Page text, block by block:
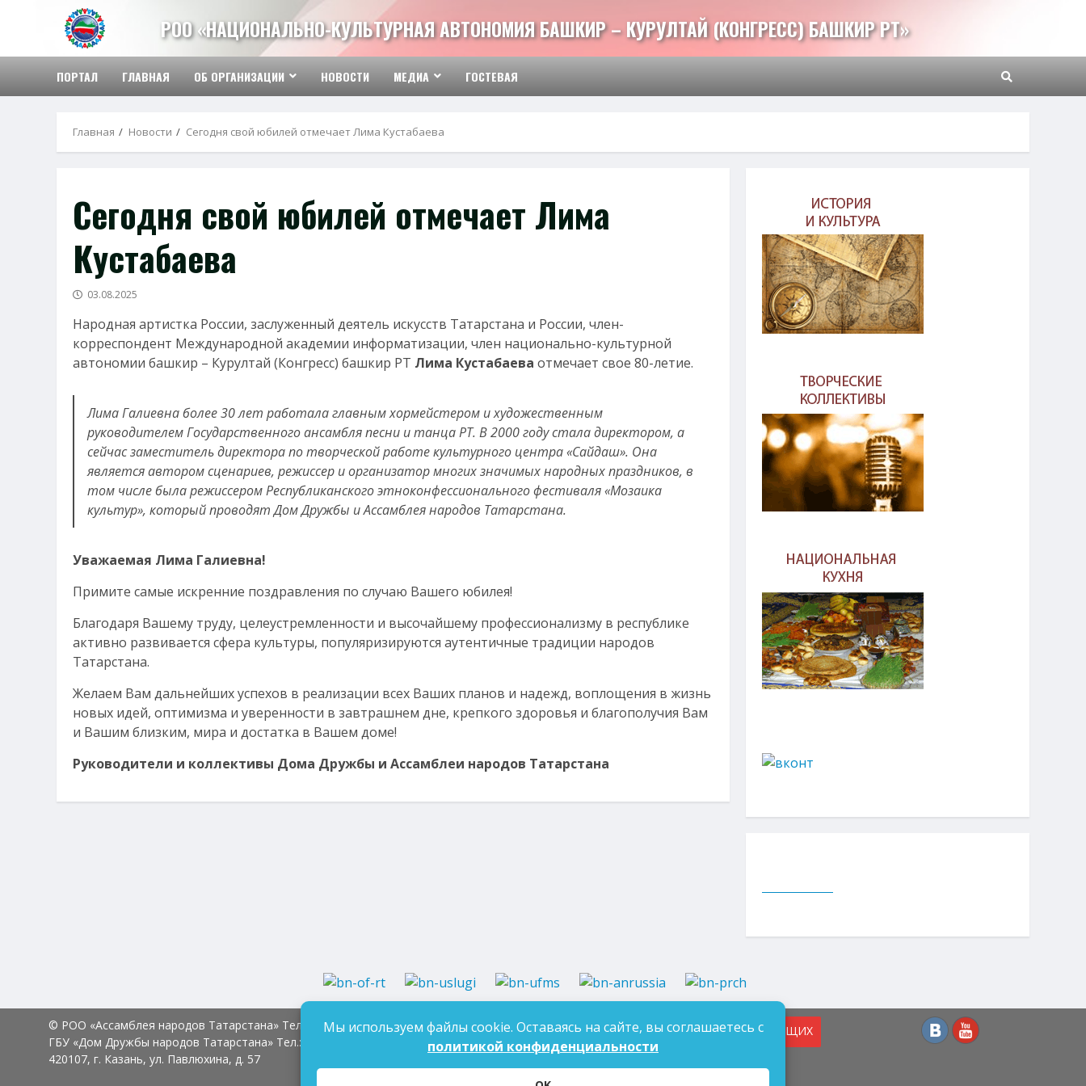
содержимому
РОО «НАЦИОНАЛЬНО-КУЛЬТУРНАЯ АВТОНОМИЯ БАШКИР – КУРУЛТАЙ (КОНГРЕСС) БАШКИР РТ»
ПОРТАЛ ГЛАВНАЯ ОБ ОРГАНИЗАЦИИ НОВОСТИ МЕДИА ГОСТЕВАЯ
Главная Новости Сегодня свой юбилей отмечает Лима Кустабаева
Сегодня свой юбилей отмечает Лима
Кустабаева
03.08.2025
Народная артистка России, заслуженный деятель искусств Татарстана и России, член-
корреспондент Международной академии информатизации, член национально-культурной
автономии башкир – Курултай (Конгресс) башкир РТ Лима Кустабаева отмечает свое 80-летие.
Лима Галиевна более 30 лет работала главным хормейстером и художественным
руководителем Государственного ансамбля песни и танца РТ. В 2000 году стала директором, а
сейчас заместитель директора по творческой работе культурного центра «Сайдаш». Она
является автором сценариев, режиссер и организатор многих значимых народных праздников, в
том числе была режиссером Республиканского этноконфессионального фестиваля «Мозаика
культур», который проводят Дом Дружбы и Ассамблея народов Татарстана.
Уважаемая Лима Галиевна!
Примите самые искренние поздравления по случаю Вашего юбилея!
Благодаря Вашему труду, целеустремленности и высочайшему профессионализму в республике
активно развивается сфера культуры, популяризируются аутентичные традиции народов
Татарстана.
Желаем Вам дальнейших успехов в реализации всех Ваших планов и надежд, воплощения в жизнь
новых идей, оптимизма и уверенности в завтрашнем дне, крепкого здоровья и благополучия Вам
и Вашим близким, мира и достатка в Вашем доме!
Руководители и коллективы Дома Дружбы и Ассамблеи народов Татарстана
ДЛЯ СЛАБОВИДЯЩИХ
© РОО «Ассамблея народов Татарстана» Тел.: 8 (843) 237-97-99E-mail:an-tatarstan@yandex.ru
ГБУ «Дом Дружбы народов Татарстана» Тел.:
E-mail:mk.ddn@tatar.ru
420107, г. Казань, ул. Павлюхина, д. 57
Мы используем файлы cookie. Оставаясь на сайте, вы соглашаетесь с
политикой конфиденциальности